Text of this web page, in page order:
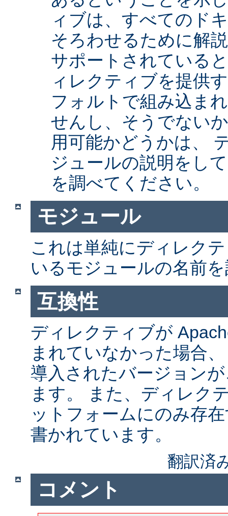
ィブは、すべてのド
そろわせるために解
サポートされている
ィレクティブを提供
フォルトで組み込ま
せんし、そうでない
用可能かどうかは、
ジュールの説明をし
を調べてください。
モジュール
これは単純にディレク
いるモジュールの名前
互換性
ディレクティブが
まれていなかった場合
導入されたバージョン
ます。 また、ディレク
ットフォームにのみ存
書かれています。
翻訳済
コメント